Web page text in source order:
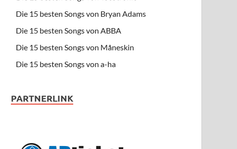
Die 15 besten Songs von Bryan Adams
Die 15 besten Songs von ABBA
Die 15 besten Songs von Måneskin
Die 15 besten Songs von a-ha
PARTNERLINK